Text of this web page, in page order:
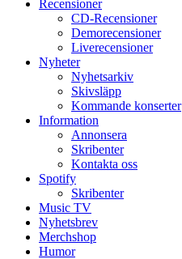
Recensioner
CD-Recensioner
Demorecensioner
Liverecensioner
Nyheter
Nyhetsarkiv
Skivsläpp
Kommande konserter
Information
Annonsera
Skribenter
Kontakta oss
Spotify
Skribenter
Music TV
Nyhetsbrev
Merchshop
Humor